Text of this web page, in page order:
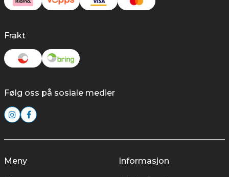
Frakt
Følg oss på sosiale medier
Meny Informasjon